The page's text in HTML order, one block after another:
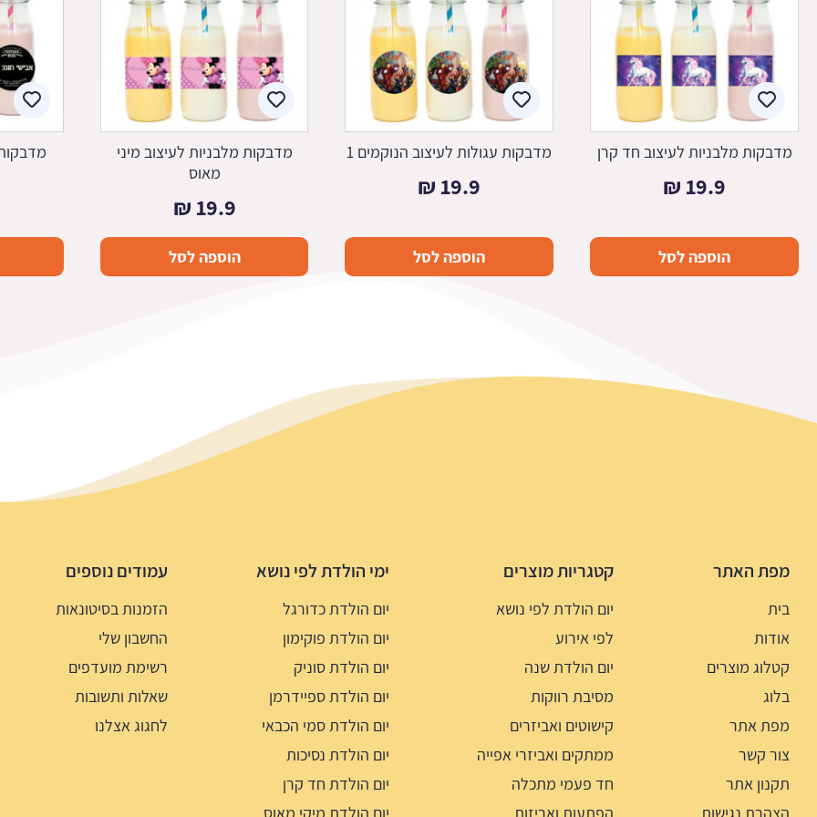
מדבקות מלבניות לעיצוב חד קרן
19.9
₪
הוספה לסל
מדבקות עגולות לעיצוב הנוקמים 1
19.9
₪
הוספה לסל
מדבקות מלבניות לעיצוב מיני
מאוס
19.9
₪
הוספה לסל
מפת האתר
בית
אודות
קטלוג מוצרים
בלוג
מפת אתר
צור קשר
תקנון אתר
קטגריות מוצרים
יום הולדת לפי נושא
לפי אירוע
יום הולדת שנה
מסיבת רווקות
קישוטים ואביזרים
ממתקים ואביזרי אפייה
חד פעמי מתכלה
ימי הולדת לפי נושא
יום הולדת כדורגל
יום הולדת פוקימון
יום הולדת סוניק
יום הולדת ספיידרמן
יום הולדת סמי הכבאי
יום הולדת נסיכות
יום הולדת חד קרן
עמודים נוספים
הזמנות בסיטונאות
החשבון שלי
רשימת מועדפים
שאלות ותשובות
לחגוג אצלנו